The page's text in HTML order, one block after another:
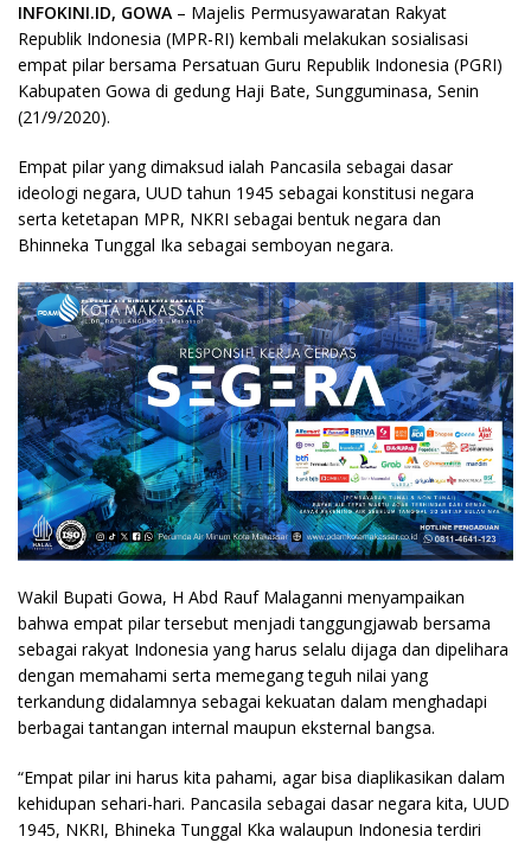
INFOKINI.ID, GOWA – Majelis Permusyawaratan Rakyat
Republik Indonesia (MPR-RI) kembali melakukan sosialisasi
empat pilar bersama Persatuan Guru Republik Indonesia (PGRI)
Kabupaten Gowa di gedung Haji Bate, Sungguminasa, Senin
(21/9/2020).
Empat pilar yang dimaksud ialah Pancasila sebagai dasar
ideologi negara, UUD tahun 1945 sebagai konstitusi negara
serta ketetapan MPR, NKRI sebagai bentuk negara dan
Bhinneka Tunggal Ika sebagai semboyan negara.
Wakil Bupati Gowa, H Abd Rauf Malaganni menyampaikan
bahwa empat pilar tersebut menjadi tanggungjawab bersama
sebagai rakyat Indonesia yang harus selalu dijaga dan dipelihara
dengan memahami serta memegang teguh nilai yang
terkandung didalamnya sebagai kekuatan dalam menghadapi
berbagai tantangan internal maupun eksternal bangsa.
“Empat pilar ini harus kita pahami, agar bisa diaplikasikan dalam
kehidupan sehari-hari. Pancasila sebagai dasar negara kita, UUD
1945, NKRI, Bhineka Tunggal Kka walaupun Indonesia terdiri